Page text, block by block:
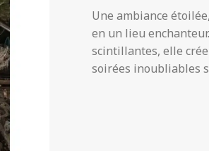
Une ambiance
en un lieu
scintillantes, elle
soirées inoubliables